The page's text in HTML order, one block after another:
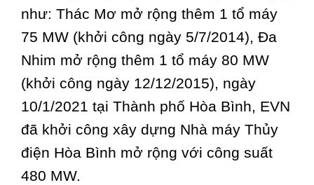
như: Thác Mơ mở rộng thêm 1 tổ máy
75 MW (khởi công ngày 5/7/2014), Đa
Nhim mở rộng thêm 1 tổ máy 80 MW
(khởi công ngày 12/12/2015), ngày
10/1/2021 tại Thành phố Hòa Bình, EVN
đã khởi công xây dựng Nhà máy Thủy
điện Hòa Bình mở rộng với công suất
480 MW.